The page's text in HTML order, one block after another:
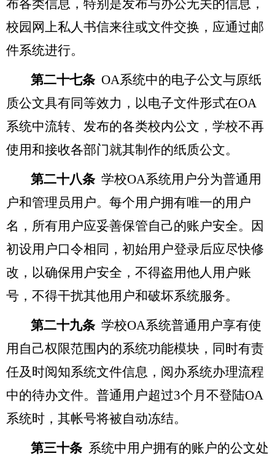
布各类信息，特别是发布与办公无关的信息，
校园网上私人书信来往或文件交换，应通过邮
件系统进行。
第二十七条 OA系统中的电子公文与原纸
质公文具有同等效力，以电子文件形式在OA
系统中流转、发布的各类校内公文，学校不再
使用和接收各部门就其制作的纸质公文。
第二十八条 学校OA系统用户分为普通用
户和管理员用户。每个用户拥有唯一的用户
名，所有用户应妥善保管自己的账户安全。因
初设用户口令相同，初始用户登录后应尽快修
改，以确保用户安全，不得盗用他人用户账
号，不得干扰其他用户和破坏系统服务。
第二十九条 学校OA系统普通用户享有使
用自己权限范围内的系统功能模块，同时有责
任及时阅知系统文件信息，阅办系统办理流程
中的待办文件。普通用户超过3个月不登陆OA
系统时，其帐号将被自动冻结。
第三十条 系统中用户拥有的账户的公文处